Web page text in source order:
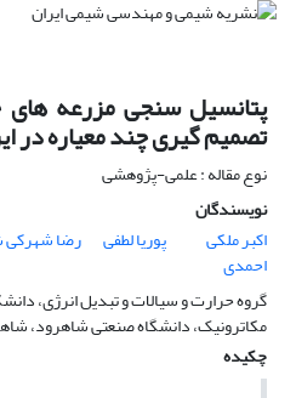
پتانسیل سنجی مزرعه
تصمیم گیری چند معیاره در
نوع مقاله : علمی-پژوهشی
نویسندگان
اکبر ملکی
پوریا لطفی رضا شهرکی
احمدی
گروه حرارت و سیالات و تبدیل انرژی،
مکاترونیک، دانشگاه صنعتی شاهرود،
چکیده